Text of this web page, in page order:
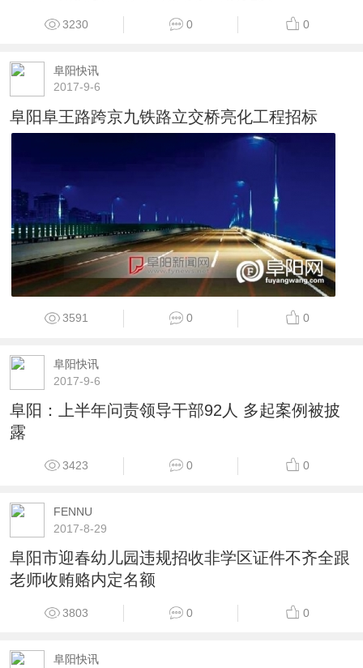
3230 0 0
阜阳快讯
2017-9-6
阜阳阜王路跨京九铁路立交桥亮化工程招标
3591 0 0
阜阳快讯
2017-9-6
阜阳：上半年问责领导干部92人 多起案例被披
露
3423 0 0
FENNU
2017-8-29
阜阳市迎春幼儿园违规招收非学区证件不齐全跟
老师收贿赂内定名额
3803 0 0
阜阳快讯